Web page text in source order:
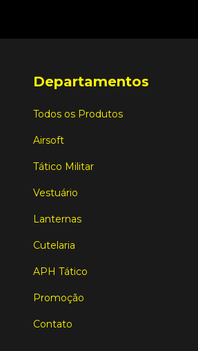
Departamentos
Todos os Produtos
Airsoft
Tático Militar
Vestuário
Lanternas
Cutelaria
APH Tático
Promoção
Contato